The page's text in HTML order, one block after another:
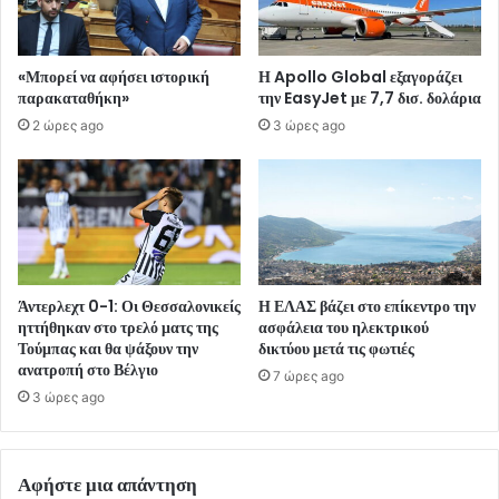
«Μπορεί να αφήσει ιστορική
παρακαταθήκη»
2 ώρες ago
Η Apollo Global εξαγοράζει
την EasyJet με 7,7 δισ. δολάρια
3 ώρες ago
Άντερλεχτ 0-1: Οι Θεσσαλονικείς
ηττήθηκαν στο τρελό ματς της
Τούμπας και θα ψάξουν την
ανατροπή στο Βέλγιο
3 ώρες ago
Η ΕΛΑΣ βάζει στο επίκεντρο την
ασφάλεια του ηλεκτρικού
δικτύου μετά τις φωτιές
7 ώρες ago
Αφήστε μια απάντηση